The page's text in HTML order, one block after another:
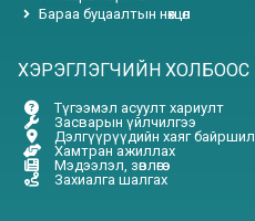
Бараа буцаалтын нөхцөл
ХЭРЭГЛЭГЧИЙН ХОЛБООС
Түгээмэл асуулт хариулт
Засварын үйлчилгээ
Дэлгүүрүүдийн хаяг байршил
Хамтран ажиллах
Мэдээлэл, зөвлөгөө
Захиалга шалгах